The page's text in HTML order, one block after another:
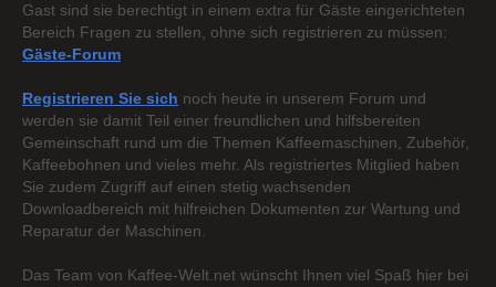
Gast sind sie berechtigt in einem extra für Gäste eingerichteten
Bereich Fragen zu stellen, ohne sich registrieren zu müssen:
Gäste-Forum
Registrieren Sie sich noch heute in unserem Forum und
werden sie damit Teil einer freundlichen und hilfsbereiten
Gemeinschaft rund um die Themen Kaffeemaschinen, Zubehör,
Kaffeebohnen und vieles mehr. Als registriertes Mitglied haben
Sie zudem Zugriff auf einen stetig wachsenden
Downloadbereich mit hilfreichen Dokumenten zur Wartung und
Reparatur der Maschinen.
Das Team von Kaffee-Welt.net wünscht Ihnen viel Spaß hier bei